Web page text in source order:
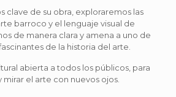
clave de su obra, exploraremos las
barroco y el lenguaje visual de
de manera clara y amena a uno de
de la historia del arte.
abierta a todos los públicos, para
el arte con nuevos ojos.